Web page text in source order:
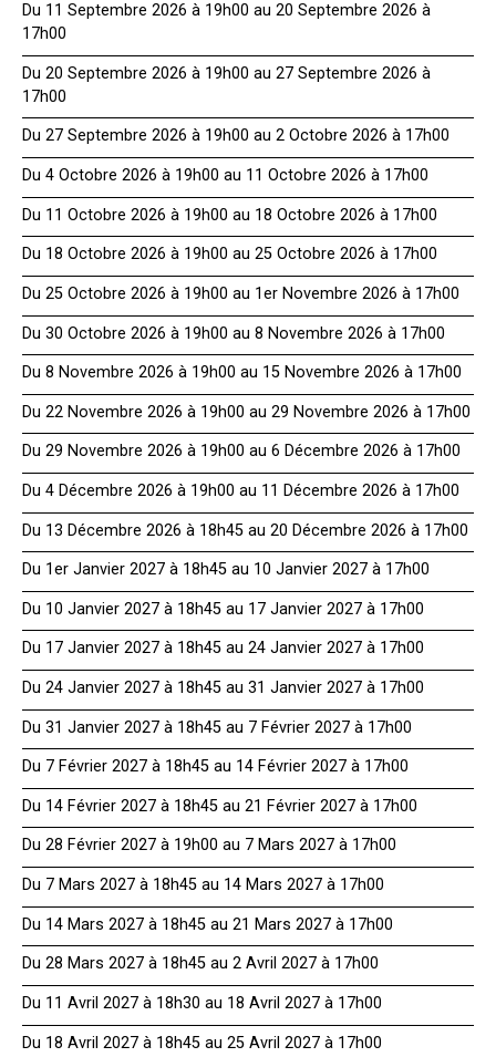
Du 11 Septembre 2026 à 19h00 au 20 Septembre 2026 à
17h00
Du 20 Septembre 2026 à 19h00 au 27 Septembre 2026 à
17h00
Du 27 Septembre 2026 à 19h00 au 2 Octobre 2026 à 17h00
Du 4 Octobre 2026 à 19h00 au 11 Octobre 2026 à 17h00
Du 11 Octobre 2026 à 19h00 au 18 Octobre 2026 à 17h00
Du 18 Octobre 2026 à 19h00 au 25 Octobre 2026 à 17h00
Du 25 Octobre 2026 à 19h00 au 1er Novembre 2026 à 17h00
Du 30 Octobre 2026 à 19h00 au 8 Novembre 2026 à 17h00
Du 8 Novembre 2026 à 19h00 au 15 Novembre 2026 à 17h00
Du 22 Novembre 2026 à 19h00 au 29 Novembre 2026 à 17h00
Du 29 Novembre 2026 à 19h00 au 6 Décembre 2026 à 17h00
Du 4 Décembre 2026 à 19h00 au 11 Décembre 2026 à 17h00
Du 13 Décembre 2026 à 18h45 au 20 Décembre 2026 à 17h00
Du 1er Janvier 2027 à 18h45 au 10 Janvier 2027 à 17h00
Du 10 Janvier 2027 à 18h45 au 17 Janvier 2027 à 17h00
Du 17 Janvier 2027 à 18h45 au 24 Janvier 2027 à 17h00
Du 24 Janvier 2027 à 18h45 au 31 Janvier 2027 à 17h00
Du 31 Janvier 2027 à 18h45 au 7 Février 2027 à 17h00
Du 7 Février 2027 à 18h45 au 14 Février 2027 à 17h00
Du 14 Février 2027 à 18h45 au 21 Février 2027 à 17h00
Du 28 Février 2027 à 19h00 au 7 Mars 2027 à 17h00
Du 7 Mars 2027 à 18h45 au 14 Mars 2027 à 17h00
Du 14 Mars 2027 à 18h45 au 21 Mars 2027 à 17h00
Du 28 Mars 2027 à 18h45 au 2 Avril 2027 à 17h00
Du 11 Avril 2027 à 18h30 au 18 Avril 2027 à 17h00
Du 18 Avril 2027 à 18h45 au 25 Avril 2027 à 17h00